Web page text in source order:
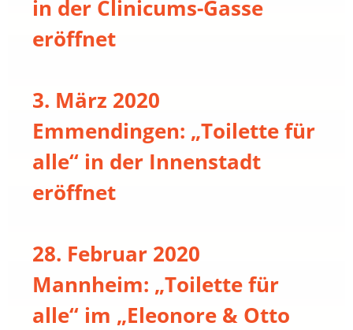
in der Clinicums-Gasse
eröffnet
3. März 2020
Emmendingen: „Toilette für
alle“ in der Innenstadt
eröffnet
28. Februar 2020
Mannheim: „Toilette für
alle“ im „Eleonore & Otto